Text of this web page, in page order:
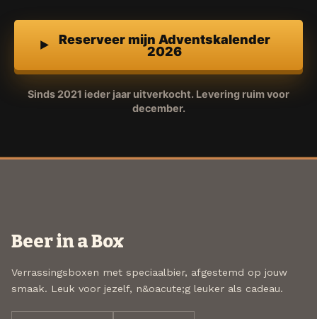
Reserveer mijn Adventskalender
2026
Sinds 2021 ieder jaar uitverkocht. Levering ruim voor
december.
Beer in a Box
Verrassingsboxen met speciaalbier, afgestemd op jouw
smaak. Leuk voor jezelf, n&oacute;g leuker als cadeau.